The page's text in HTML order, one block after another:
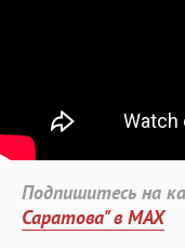
Подпишитесь на
Саратова" в MAX